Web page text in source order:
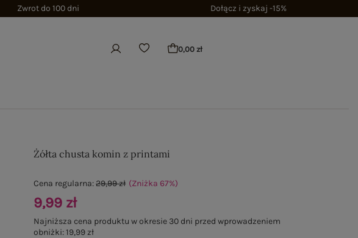
Zwrot do 100 dni Dołącz i zyskaj -15%
0,00 zł
Żółta chusta komin z printami
Cena regularna:29,99 zł (Zniżka67%)
9,99 zł
Najniższa cena produktu w okresie 30 dni przed wprowadzeniem
obniżki:19,99 zł